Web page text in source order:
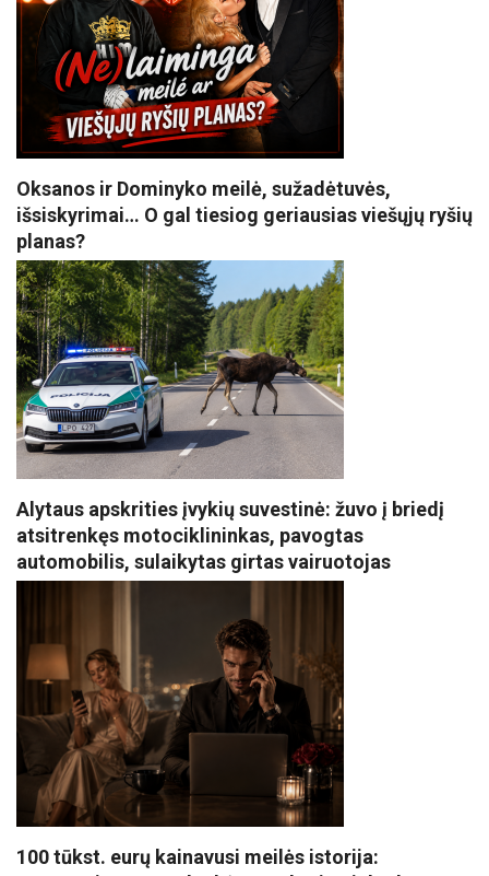
Oksanos ir Dominyko meilė, sužadėtuvės,
išsiskyrimai… O gal tiesiog geriausias viešųjų ryšių
planas?
Alytaus apskrities įvykių suvestinė: žuvo į briedį
atsitrenkęs motociklininkas, pavogtas
automobilis, sulaikytas girtas vairuotojas
100 tūkst. eurų kainavusi meilės istorija: